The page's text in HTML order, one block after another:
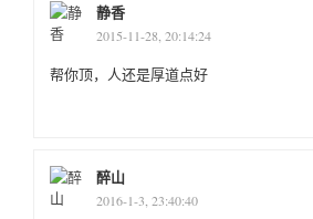
静香
2015-11-28, 20:14:24
帮你顶，人还是厚道点好
醉山
2016-1-3, 23:40:40